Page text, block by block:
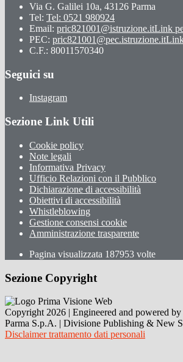
Via G. Galilei 10a, 43126 Parma
Tel: Tel: 0521 980924
Email: pric821001@istruzione.itLink
PEC: pric821001@pec.istruzione.it
C.F.: 80011570340
Seguici su
Instagram
Sezione Link Utili
Cookie policy
Note legali
Informativa Privacy
Ufficio Relazioni con il Pubblico
Dichiarazione di accessibilità
Obiettivi di accessibilità
Whistleblowing
Gestione consensi cookie
Amministrazione trasparente
Pagina visualizzata 187953 volte
Sezione Copyright
Copyright 2026 | Engineered and powered
Parma S.p.A. | Divisione Publishing & New
Disclaimer trattamento dati personali